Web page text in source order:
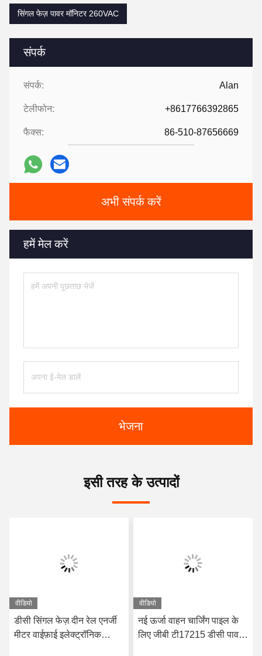
संपर्क
संपर्क: Alan
टेलीफोन: +8617766392865
फैक्स: 86-510-87656669
अभी संपर्क करें
हमें मेल करें
भेजना
सिंगल फेज़ पावर मॉनिटर 260VAC
इसी तरह के उत्पादों
वीडियो
डीसी सिंगल फेज़ दीन रेल एनर्जी
मीटर वाईफ़ाई इलेक्ट्रॉनिक
वीडियो
नई ऊर्जा वाहन चार्जिंग पाइल के
लिए जीबी टी17215 डीसी पावर